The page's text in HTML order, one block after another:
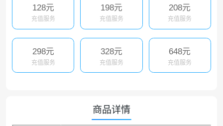
128元
充值服务
198元
充值服务
208元
充值服务
298元
充值服务
328元
充值服务
648元
充值服务
商品详情